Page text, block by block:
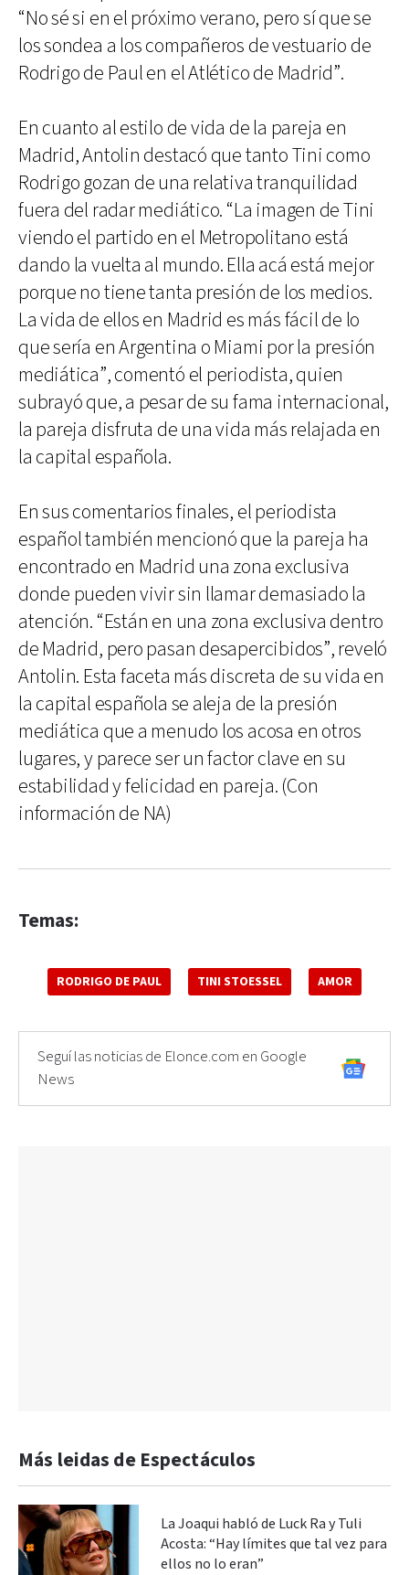
“No sé si en el próximo verano, pero sí que se
los sondea a los compañeros de vestuario de
Rodrigo de Paul en el Atlético de Madrid”.
En cuanto al estilo de vida de la pareja en
Madrid, Antolin destacó que tanto Tini como
Rodrigo gozan de una relativa tranquilidad
fuera del radar mediático. “La imagen de Tini
viendo el partido en el Metropolitano está
dando la vuelta al mundo. Ella acá está mejor
porque no tiene tanta presión de los medios.
La vida de ellos en Madrid es más fácil de lo
que sería en Argentina o Miami por la presión
mediática”, comentó el periodista, quien
subrayó que, a pesar de su fama internacional,
la pareja disfruta de una vida más relajada en
la capital española.
En sus comentarios finales, el periodista
español también mencionó que la pareja ha
encontrado en Madrid una zona exclusiva
donde pueden vivir sin llamar demasiado la
atención. “Están en una zona exclusiva dentro
de Madrid, pero pasan desapercibidos”, reveló
Antolin. Esta faceta más discreta de su vida en
la capital española se aleja de la presión
mediática que a menudo los acosa en otros
lugares, y parece ser un factor clave en su
estabilidad y felicidad en pareja. (Con
información de NA)
Temas:
RODRIGO DE PAUL TINI STOESSEL AMOR
Seguí las noticias de Elonce.com en Google
News
Más leidas de Espectáculos
La Joaqui habló de Luck Ra y Tuli
Acosta: “Hay límites que tal vez para
ellos no lo eran”